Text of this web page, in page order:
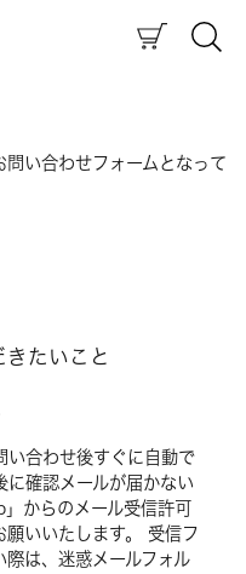
い合わせフォームとなって
たいこと
い合わせ後すぐに自動で
に確認メールが届かない
からのメール受信許可
いいたします。
受信フ
際は、迷惑メールフォル